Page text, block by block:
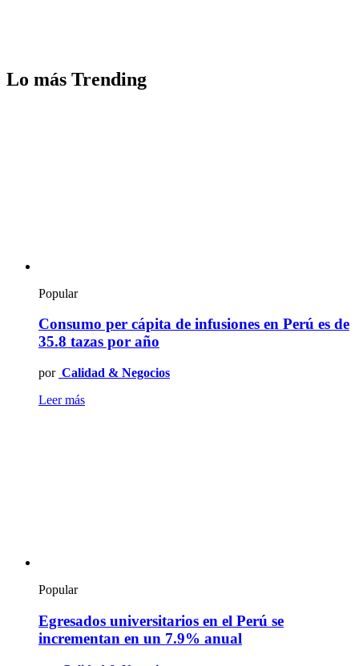
Lo más Trending
Popular
Consumo per cápita de infusiones en Perú es de
35.8 tazas por año
por Calidad & Negocios
Leer más
Popular
Egresados universitarios en el Perú se
incrementan en un 7.9% anual